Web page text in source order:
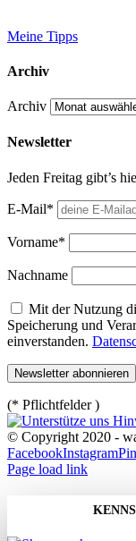
Meine Tipps
Archiv
Archiv
Newsletter
Jeden Freitag gibt’s
E-Mail*
Vorname*
Nachname
Mit der Nutzung
Speicherung und
einverstanden.
(* Pflichtfelder )
© Copyright 2020 -
FacebookInstagram
Page load link